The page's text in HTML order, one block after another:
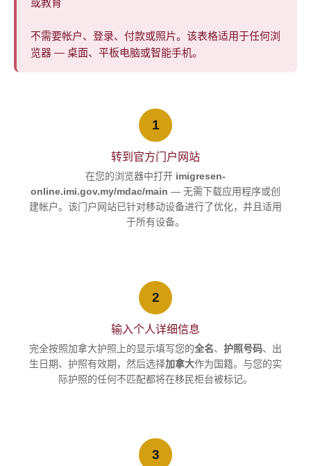
或教育
不需要帐户、登录、付款或照片。该表格适用于任何浏
览器 — 桌面、平板电脑或智能手机。
1
转到官方门户网站
在您的浏览器中打开 imigresen-
online.imi.gov.my/mdac/main — 无需下载应用程序或创
建帐户。该门户网站已针对移动设备进行了优化，并且适用
于所有设备。
2
输入个人详细信息
完全按照加拿大护照上的显示填写您的全名、 护照号码、出
生日期、护照有效期，然后选择加拿大作为国籍。与您的实
际护照的任何不匹配都将在移民柜台被标记。
3